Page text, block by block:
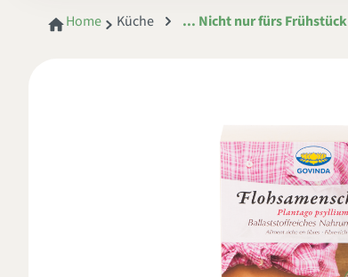
Home Küche ... Nicht nur fürs Frühstück